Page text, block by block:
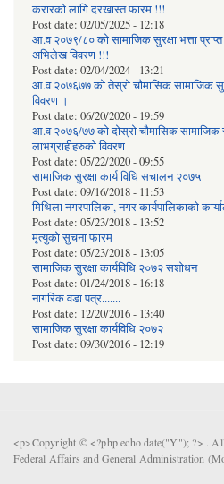
करारको लागि दरखास्त फारम !!!
Post date: 02/05/2025 - 12:18
आ.व २०७९/८० को सामाजिक सुरक्षा भत्ता प्राप्त
अभिलेख विवरण !!!
Post date: 02/04/2024 - 13:21
आ.व २०७६७७ को तेस्रो चौमासिक सामाजिक
विवरण ।
Post date: 06/20/2020 - 19:59
आ.व २०७६/७७ को दोस्रो चौमासिक सामाजिक
लाभग्राहीहरुको विवरण
Post date: 05/22/2020 - 09:55
सामाजिक सुरक्षा कार्य विधि स‌चालन २०७५
Post date: 09/16/2018 - 11:53
मिथिला नगरपालिका, नगर कार्यपालिकाको
Post date: 05/23/2018 - 13:52
मृत्युको सुचना फारम
Post date: 05/23/2018 - 13:05
सामाजिक सुरक्षा कार्यविधि २०७२ स‌शाेधन
Post date: 01/24/2018 - 16:18
नागरिक वडा पत्र.......
Post date: 12/20/2016 - 13:40
सामाजिक सुरक्षा कार्यविधि २०७२
Post date: 09/30/2016 - 12:19
<p>Copyright © <?php echo date("Y"); ?> .
Federal Affairs and General Administration